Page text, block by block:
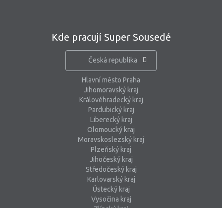
Kde pracují Super Sousedé
Česká republika
Hlavní město Praha
Jihomoravský kraj
Královéhradecký kraj
Pardubický kraj
Liberecký kraj
Olomoucký kraj
Moravskoslezský kraj
Plzeňský kraj
Jihočeský kraj
Středočeský kraj
Karlovarský kraj
Ústecký kraj
Vysočina kraj